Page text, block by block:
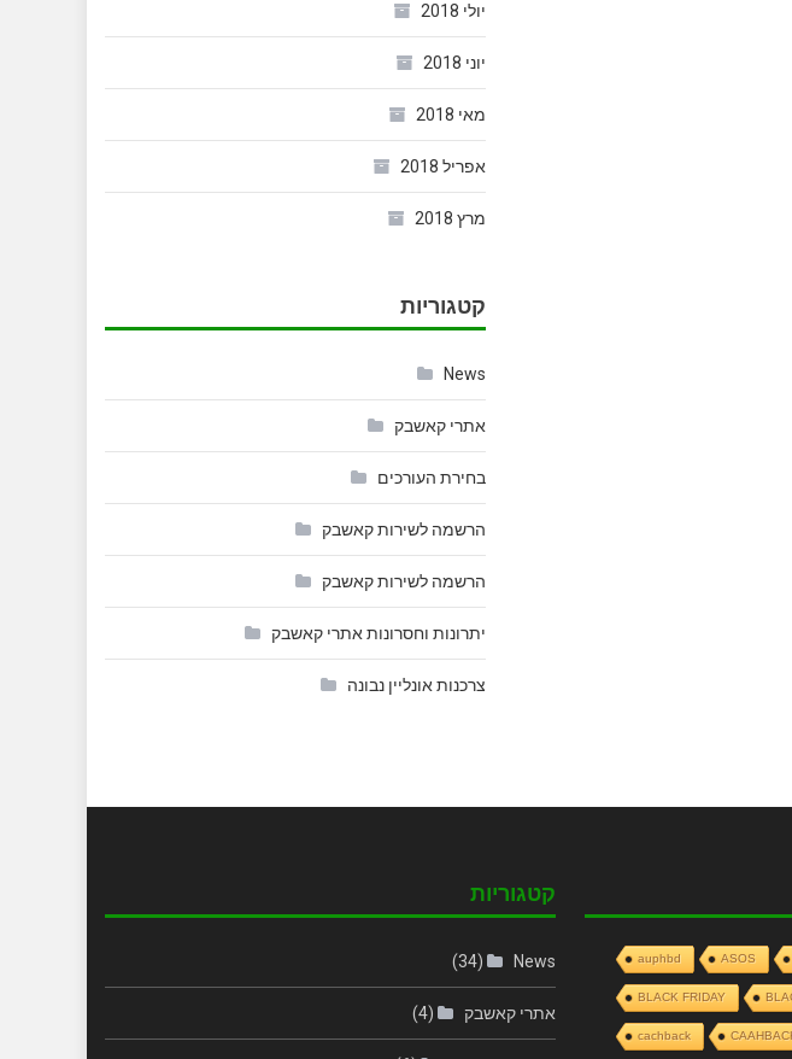
יולי 2018
יוני 2018
מאי 2018
אפריל 2018
מרץ 2018
קטגוריות
News
אתרי קאשבק
בחירת העורכים
הרשמה לשירות קאשבק
הרשמה לשירות קאשבק
יתרונות וחסרונות אתרי קאשבק
צרכנות אונליין נבונה
קטגוריות
News
(34)
אתרי קאשבק (4)
ASOS
auphbd
BLACK FRIDAY
cachback